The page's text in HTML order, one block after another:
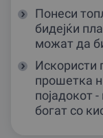
Понеси
бидејќи
можат да
Искористи
прошетка
појадокот
богат со